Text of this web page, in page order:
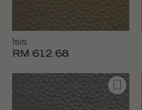
Isis
RM 612 68